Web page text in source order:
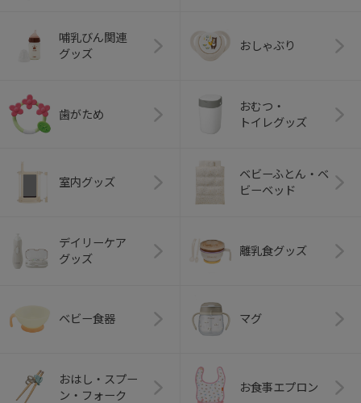
哺乳びん関連
グッズ
おしゃぶり
歯がため
おむつ・
トイレグッズ
室内グッズ
ベビーふとん・ベ
ビーベッド
デイリーケア
グッズ
離乳食グッズ
ベビー食器 マグ
おはし・スプー
ン・フォーク
お食事エプロン